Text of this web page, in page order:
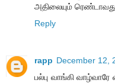
அதிலையும்
Reply
rapp December 12,
பல்பு வாங்கி